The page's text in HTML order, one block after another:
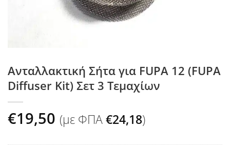
Ανταλλακτική Σήτα για FUPA 12 (FUPA
Diffuser Kit) Σετ 3 Τεμαχίων
€19,50 (με ΦΠΑ€24,18)